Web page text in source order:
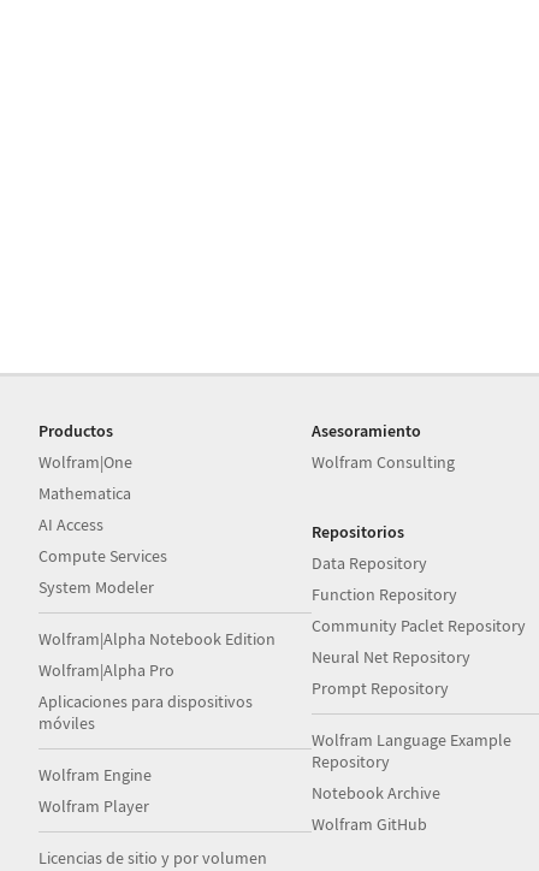
Productos
Wolfram|One
Mathematica
AI Access
Compute Services
System Modeler
Wolfram|Alpha Notebook Edition
Wolfram|Alpha Pro
Aplicaciones para dispositivos
móviles
Wolfram Engine
Wolfram Player
Licencias de sitio y por volumen
Asesoramiento
Wolfram Consulting
Repositorios
Data Repository
Function Repository
Community Paclet Repository
Neural Net Repository
Prompt Repository
Wolfram Language Example
Repository
Notebook Archive
Wolfram GitHub